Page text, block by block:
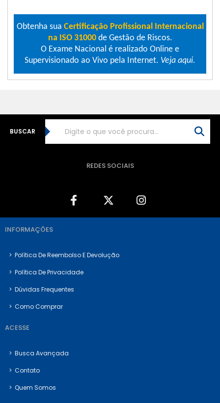
Obtenha sua Certificação Profissional Internacional
na ISO 31000 de Gestão de Riscos.
O Exame Nacional é realizado Online e
Supervisionado ao Vivo pela Internet. Veja aqui.
BUSCAR
REDES SOCIAIS
INFORMAÇÕES
> Política De Reembolso E Devolução
> Política De Privacidade
> Dúvidas Frequentes
> Como Comprar
ACESSE
> Busca Avançada
> Contato
> Quem Somos